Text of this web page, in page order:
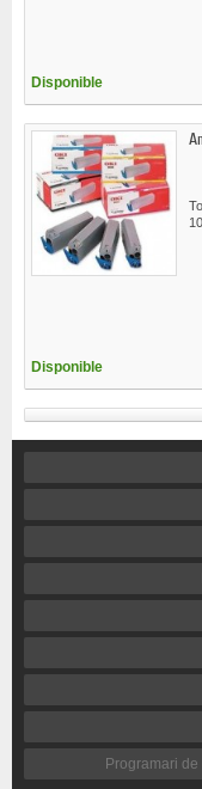
Disponible
Disponible
Programari